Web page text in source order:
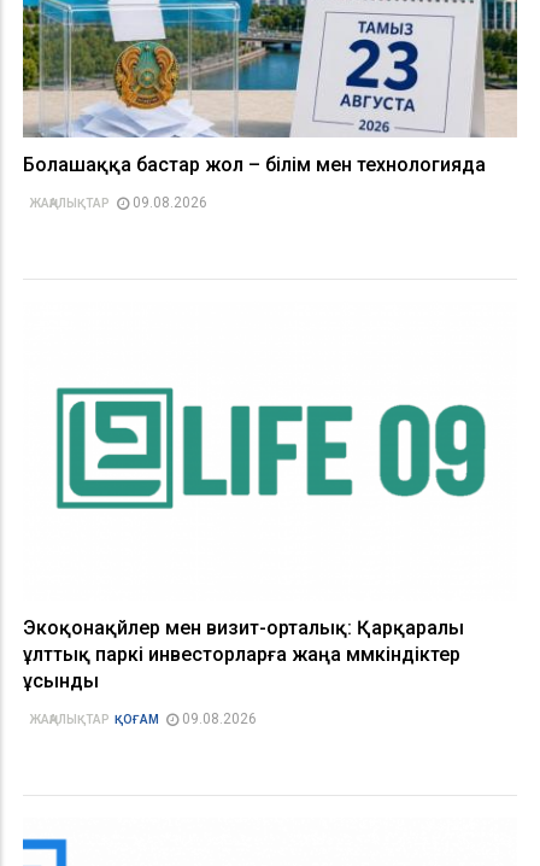
Болашаққа бастар жол – білім мен технологияда
ЖАҢАЛЫҚТАР 09.08.2026
Экоқонақүйлер мен визит-орталық: Қарқаралы
ұлттық паркі инвесторларға жаңа мүмкіндіктер
ұсынды
ЖАҢАЛЫҚТАР ҚОҒАМ 09.08.2026